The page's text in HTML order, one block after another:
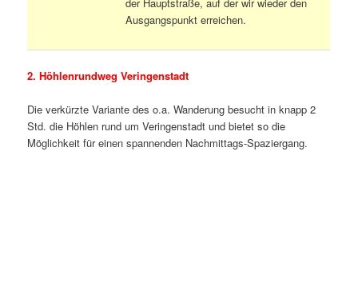
Ausgangspunkt erreichen.
2. Höhlenrundweg Veringenstadt
Die verkürzte Variante des o.a. Wanderung besucht in knapp 2
Std. die Höhlen rund um Veringenstadt und bietet so die
Möglichkeit für einen spannenden Nachmittags-Spaziergang.